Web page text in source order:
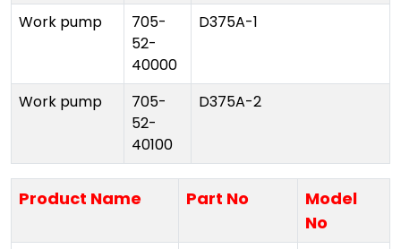
Work pump
705-
52-
40000
D375A-1
Work pump
705-
52-
40100
D375A-2
Product Name Part No
Model
No